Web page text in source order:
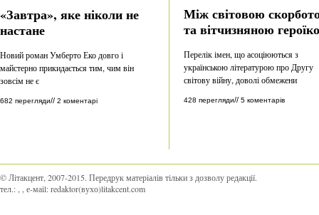
«Завтра», яке ніколи не
настане
Новий роман Умберто Еко довго і
майстерно прикидається тим, чим він
зовсім не є
682 перегляди// 2 коментарі
Між світовою
та вітчизняною
Перелік імен, що асоціюються з
українською літературою про Другу
світову війну, доволі обмежени
428 перегляди// 5 коментарів
© Літакцент, 2007-2015. Передрук матеріалів тільки з дозволу редакції.
тел.:
, е-маіl:redaktor(вухо)litakcent.com